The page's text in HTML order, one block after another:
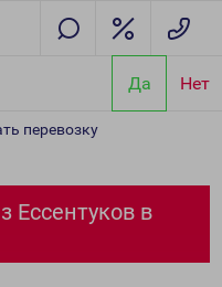
Да Нет
перевозку
Ессентуков в